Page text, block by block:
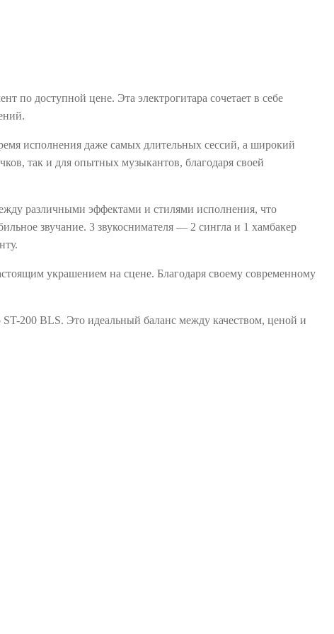
доступной цене. Эта электрогитара сочетает в себе
исполнения даже самых длительных сессий, а широкий
так и для опытных музыкантов, благодаря своей
различными эффектами и стилями исполнения, что
звучание. 3 звукоснимателя — 2 сингла и 1 хамбакер
украшением на сцене. Благодаря своему современному
200 BLS. Это идеальный баланс между качеством, ценой и